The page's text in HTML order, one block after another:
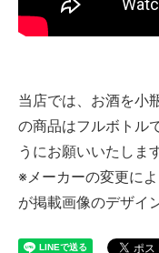
当店では、お酒を小
の商品はフルボトル
うにお願いいたします
※メーカーの変更に
が掲載画像のデザイ